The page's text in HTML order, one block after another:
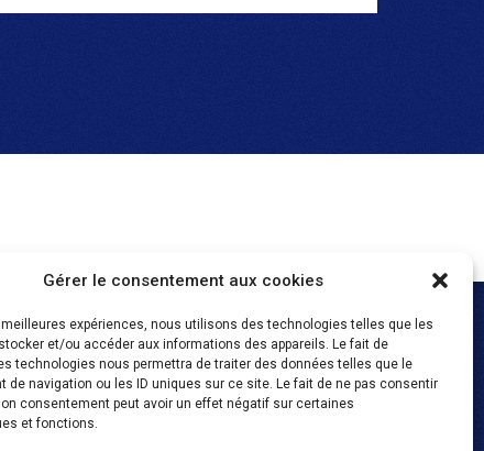
Gérer le consentement aux cookies
meilleures expériences, nous utilisons des technologies telles que les
et/ou accéder aux informations des appareils. Le fait de
technologies nous permettra de traiter des données telles que le
de navigation ou les ID uniques sur ce site. Le fait de ne pas consentir
consentement peut avoir un effet négatif sur certaines
et fonctions.